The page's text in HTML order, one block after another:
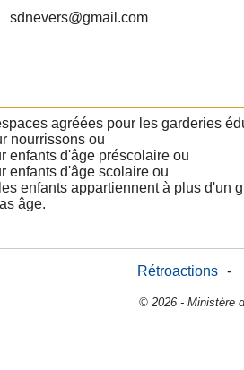
sdnevers@gmail.com
agréées pour les garderies
nourrissons ou
enfants d'âge préscolaire ou
enfants d'âge scolaire ou
enfants appartiennent à plus d'un
âge.
Rétroactions -
© 2026 - Ministère